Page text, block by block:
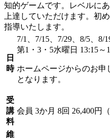
知的ゲームです。レベルに
上達していただけます。初
指導いたします。
日
時
7/1、7/15、7/29、8/5、8/
第1・3・5水曜日 13:15～
ホームページからのお申
となります。
受
講
料
会員 3か月 8回 26,400円
維